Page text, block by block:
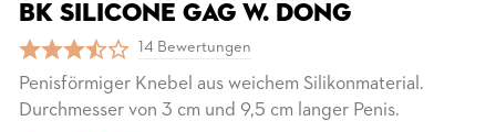
BK SILICONE GAG W. DONG
14 Bewertungen
Penisförmiger Knebel aus weichem Silikonmaterial.
Durchmesser von 3 cm und 9,5 cm langer Penis.